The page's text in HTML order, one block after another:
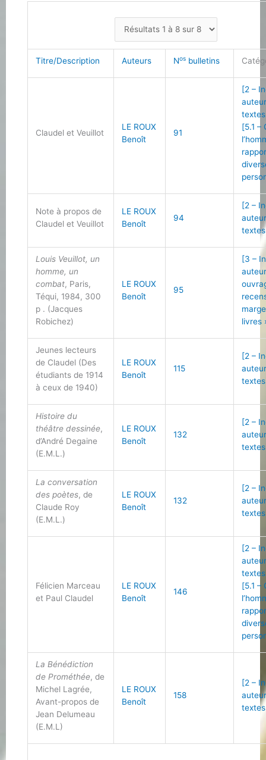
Titre/Description Auteurs Nos bulletins
Claudel et Veuillot
LE ROUX
Benoît
91
[2 –
[5.1 –
Note à propos de
Claudel et Veuillot
LE ROUX
Benoît
94
[2 –
Louis Veuillot, un
homme, un
combat, Paris,
Téqui, 1984, 300
p . (Jacques
Robichez)
LE ROUX
Benoît
95
[3 –
livres
Jeunes lecteurs
de Claudel (Des
étudiants de 1914
à ceux de 1940)
LE ROUX
Benoît
115
[2 –
Histoire du
théâtre dessinée,
d’André Degaine
(E.M.L.)
LE ROUX
Benoît
132
[2 –
La conversation
des poètes, de
Claude Roy
(E.M.L.)
LE ROUX
Benoît
132
[2 –
Félicien Marceau
et Paul Claudel
LE ROUX
Benoît
146
[2 –
[5.1 –
La Bénédiction
de Prométhée, de
Michel Lagrée,
Avant-propos de
Jean Delumeau
(E.M.L)
LE ROUX
Benoît
158
[2 –